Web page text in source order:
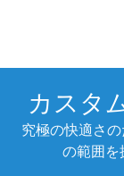
カスタ
究極の快適さ
の範囲を